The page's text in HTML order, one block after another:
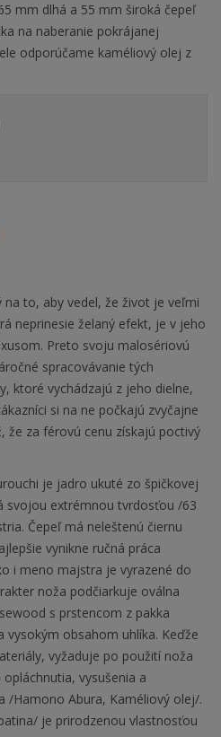
mm dlhá a 55 mm široká čepeľ
na naberanie pokrájanej
odporúčame kaméliový olej z
to, aby vedel, že život je veľmi
neprinesie želaný efekt, je v jeho
Preto svoju malosériovú
spracovávanie tých
ktoré vychádzajú z jeho dielne,
si na ne počkajú zvyčajne
že za férovú cenu získajú poctivý
je jadro ukuté zo špičkovej
svojou extrémnou tvrdosťou /63
Čepeľ má neleštenú čiernu
vynikne ručná práca
i meno majstra je vyrazené do
noža podčiarkuje oválna
s prstencom z pakka
obsahom uhlíka. Keďže
vyžaduje po použití noža
vysušenia a
/Hamono Abura, Kaméliový olej/.
je prirodzenou vlastnosťou